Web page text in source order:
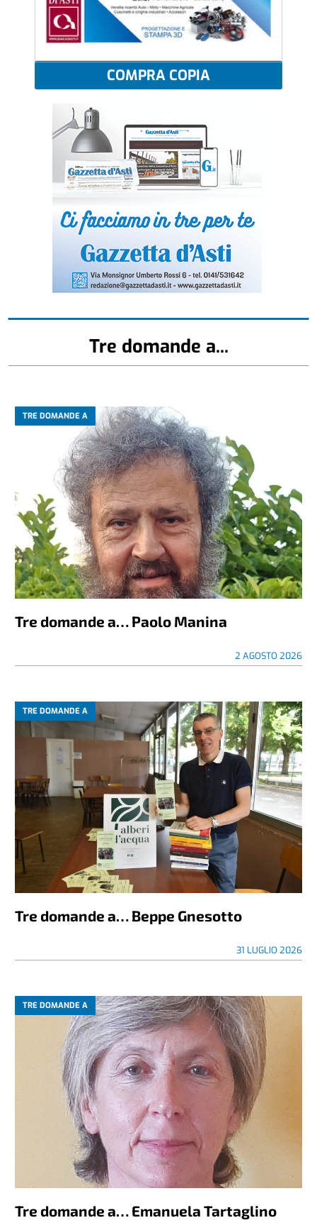
COMPRA COPIA
Tre domande a...
TRE DOMANDE A
Tre domande a… Paolo Manina
2 AGOSTO 2026
TRE DOMANDE A
Tre domande a… Beppe Gnesotto
31 LUGLIO 2026
TRE DOMANDE A
Tre domande a… Emanuela Tartaglino